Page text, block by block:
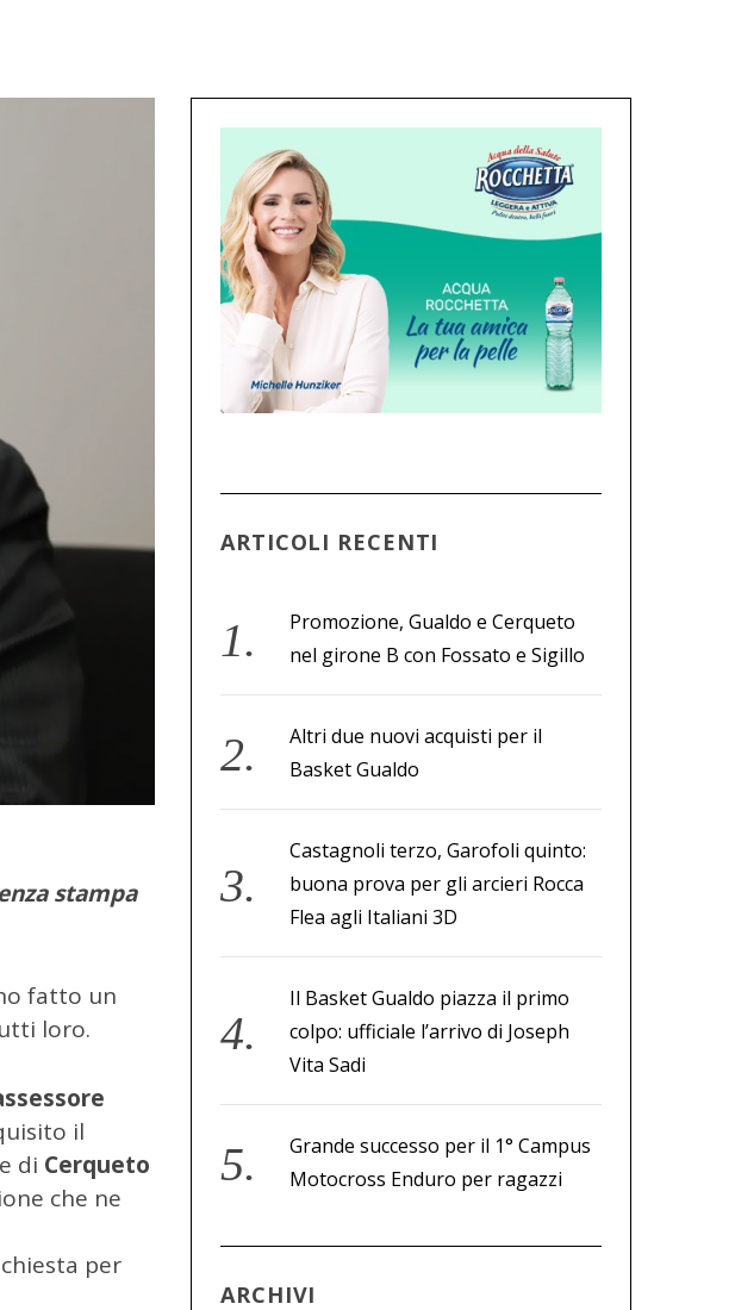
stampa
fatto un
loro.
il
di Cerqueto
che ne
per
ARTICOLI RECENTI
Promozione, Gualdo e Cerqueto
nel girone B con Fossato e Sigillo
Altri due nuovi acquisti per il
Basket Gualdo
Castagnoli terzo, Garofoli quinto:
buona prova per gli arcieri Rocca
Flea agli Italiani 3D
Il Basket Gualdo piazza il primo
colpo: ufficiale l’arrivo di Joseph
Vita Sadi
Grande successo per il 1° Campus
Motocross Enduro per ragazzi
ARCHIVI